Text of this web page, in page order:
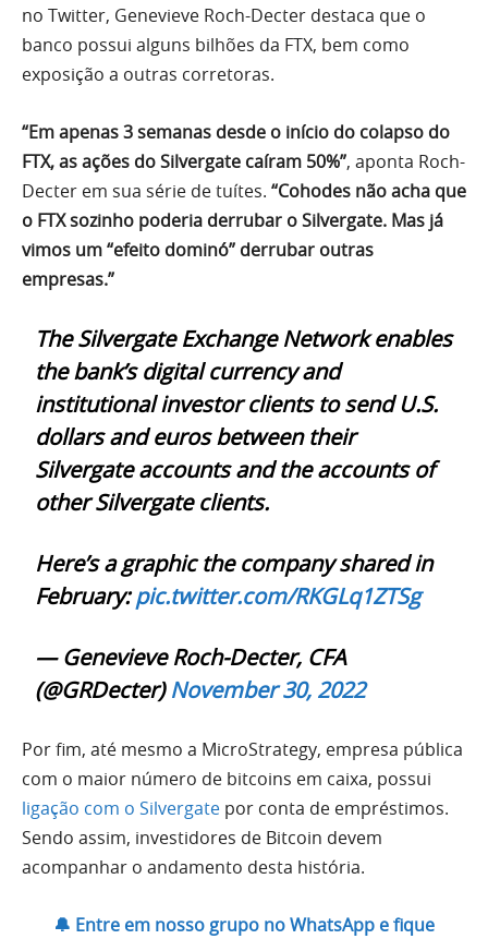
no Twitter, Genevieve Roch-Decter destaca que o
banco possui alguns bilhões da FTX, bem como
exposição a outras corretoras.
“Em apenas 3 semanas desde o início do colapso do
FTX, as ações do Silvergate caíram 50%”, aponta Roch-
Decter em sua série de tuítes. “Cohodes não acha que
o FTX sozinho poderia derrubar o Silvergate. Mas já
vimos um “efeito dominó” derrubar outras
empresas.”
The Silvergate Exchange Network enables
the bank’s digital currency and
institutional investor clients to send U.S.
dollars and euros between their
Silvergate accounts and the accounts of
other Silvergate clients.
Here’s a graphic the company shared in
February:pic.twitter.com/RKGLq1ZTSg
— Genevieve Roch-Decter, CFA
(@GRDecter)November 30, 2022
Por fim, até mesmo a MicroStrategy, empresa pública
com o maior número de bitcoins em caixa, possui
ligação com o Silvergate por conta de empréstimos.
Sendo assim, investidores de Bitcoin devem
acompanhar o andamento desta história.
🔔 Entre em nosso grupo no WhatsApp e fique